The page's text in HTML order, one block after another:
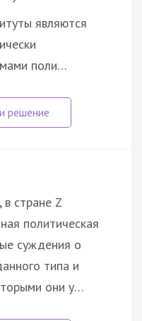
являются
поли…
стране Z
политическая
суждения о
типа и
они у…